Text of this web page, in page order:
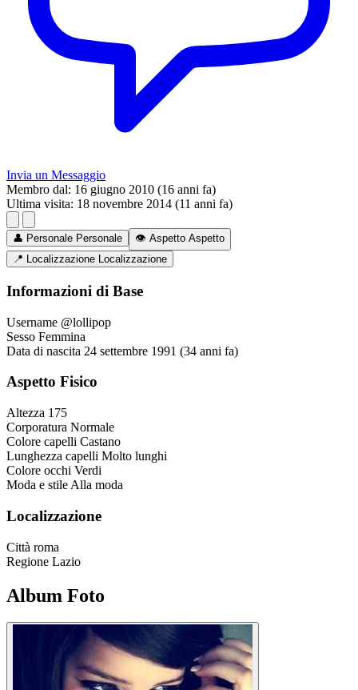
Invia un Messaggio
Membro dal: 16 giugno 2010 (16 anni fa)
Ultima visita: 18 novembre 2014 (11 anni fa)
👤 Personale Personale 👁️ Aspetto Aspetto
📍 Localizzazione Localizzazione
Informazioni di Base
Username @lollipop
Sesso Femmina
Data di nascita 24 settembre 1991 (34 anni fa)
Aspetto Fisico
Altezza 175
Corporatura Normale
Colore capelli Castano
Lunghezza capelli Molto lunghi
Colore occhi Verdi
Moda e stile Alla moda
Localizzazione
Città roma
Regione Lazio
Album Foto